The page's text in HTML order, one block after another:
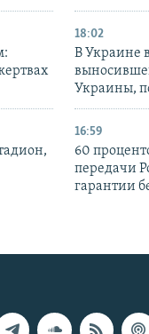
18:02
В Украине
Украины,
16:59
60
передачи
гарантии